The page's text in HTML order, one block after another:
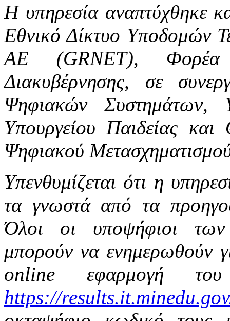
Η υπηρεσία αναπτύχθηκε
Εθνικό Δίκτυο Υποδομών
ΑΕ (GRNET), Φορέα
Διακυβέρνησης, σε
Ψηφιακών Συστημάτων,
Υπουργείου Παιδείας
Ψηφιακού
Υπενθυμίζεται ότι η
τα γνωστά από τα
Όλοι οι υποψήφιοι
μπορούν να ενημερωθούν
online εφαρμογή
https://